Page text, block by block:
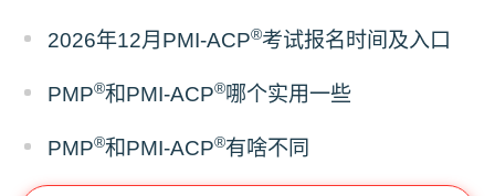
2026年12月PMI-ACP®考试报名时间及入口
PMP®和PMI-ACP®哪个实用一些
PMP®和PMI-ACP®有啥不同